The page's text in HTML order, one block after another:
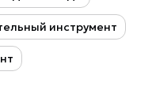
инструмент